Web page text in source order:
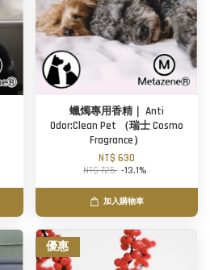
蠟燭專用香精｜ Anti
Odor:Clean Pet （瑞士 Cosmo
Fragrance）
NT$ 630
NT$ 725 -13.1%
加入購物車
優惠